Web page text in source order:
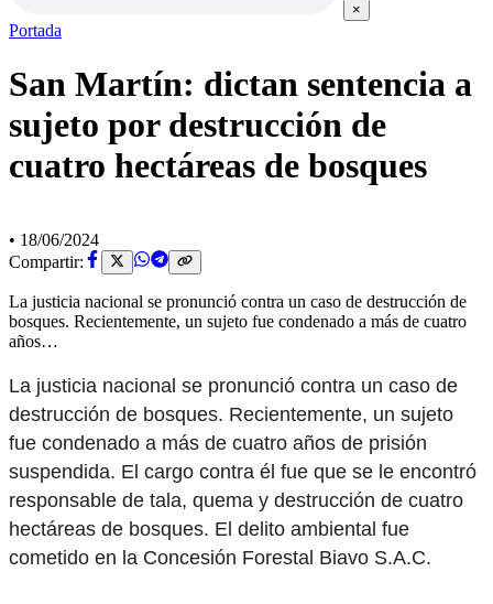
×
Portada
San Martín: dictan sentencia a
sujeto por destrucción de
cuatro hectáreas de bosques
• 18/06/2024
Compartir:
La justicia nacional se pronunció contra un caso de destrucción de
bosques. Recientemente, un sujeto fue condenado a más de cuatro
años…
La justicia nacional se pronunció contra un caso de
destrucción de bosques. Recientemente, un sujeto
fue condenado a más de cuatro años de prisión
suspendida. El cargo contra él fue que se le encontró
responsable de tala, quema y destrucción de cuatro
hectáreas de bosques. El delito ambiental fue
cometido en la Concesión Forestal Biavo S.A.C.